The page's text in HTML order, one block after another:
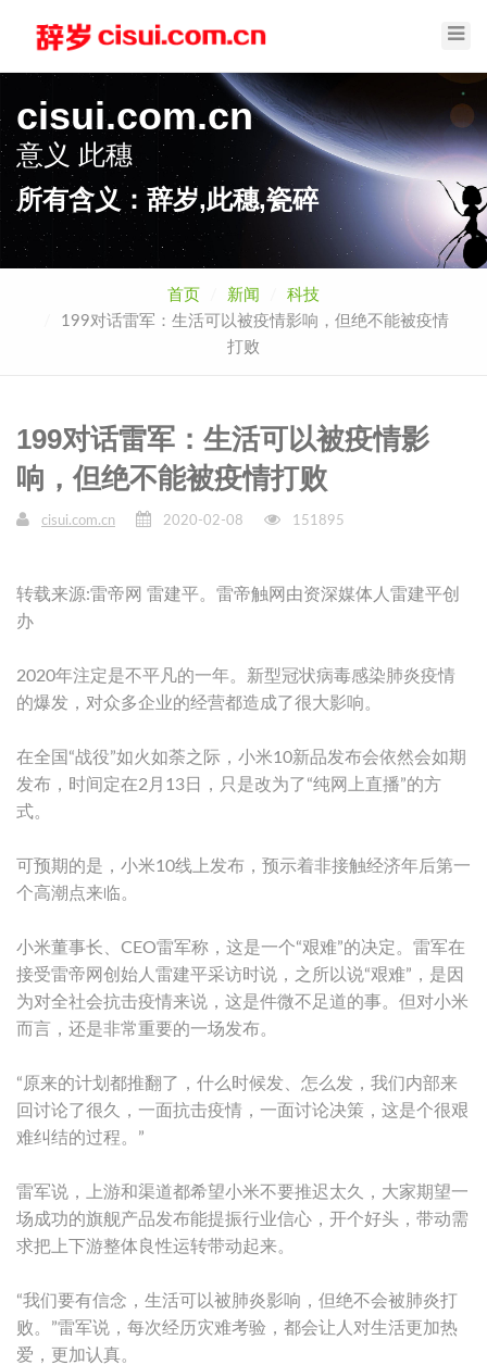
cisui.com.cn
意义此穗
所有含义：辞岁,此穗,瓷碎
首页 新闻
科技
199对话雷军：生活可以被疫情影响，但绝不能被疫情
打败
199对话雷军：生活可以被疫情影
响，但绝不能被疫情打败
cisui.com.cn 2020-02-08 151895
转载来源:雷帝网 雷建平。雷帝触网由资深媒体人雷建平创
办
2020年注定是不平凡的一年。新型冠状病毒感染肺炎疫情
的爆发，对众多企业的经营都造成了很大影响。
在全国“战役”如火如荼之际，小米10新品发布会依然会如期
发布，时间定在2月13日，只是改为了“纯网上直播”的方
式。
可预期的是，小米10线上发布，预示着非接触经济年后第一
个高潮点来临。
小米董事长、CEO雷军称，这是一个“艰难”的决定。雷军在
接受雷帝网创始人雷建平采访时说，之所以说“艰难”，是因
为对全社会抗击疫情来说，这是件微不足道的事。但对小米
而言，还是非常重要的一场发布。
“原来的计划都推翻了，什么时候发、怎么发，我们内部来
回讨论了很久，一面抗击疫情，一面讨论决策，这是个很艰
难纠结的过程。”
雷军说，上游和渠道都希望小米不要推迟太久，大家期望一
场成功的旗舰产品发布能提振行业信心，开个好头，带动需
求把上下游整体良性运转带动起来。
“我们要有信念，生活可以被肺炎影响，但绝不会被肺炎打
败。”雷军说，每次经历灾难考验，都会让人对生活更加热
爱，更加认真。